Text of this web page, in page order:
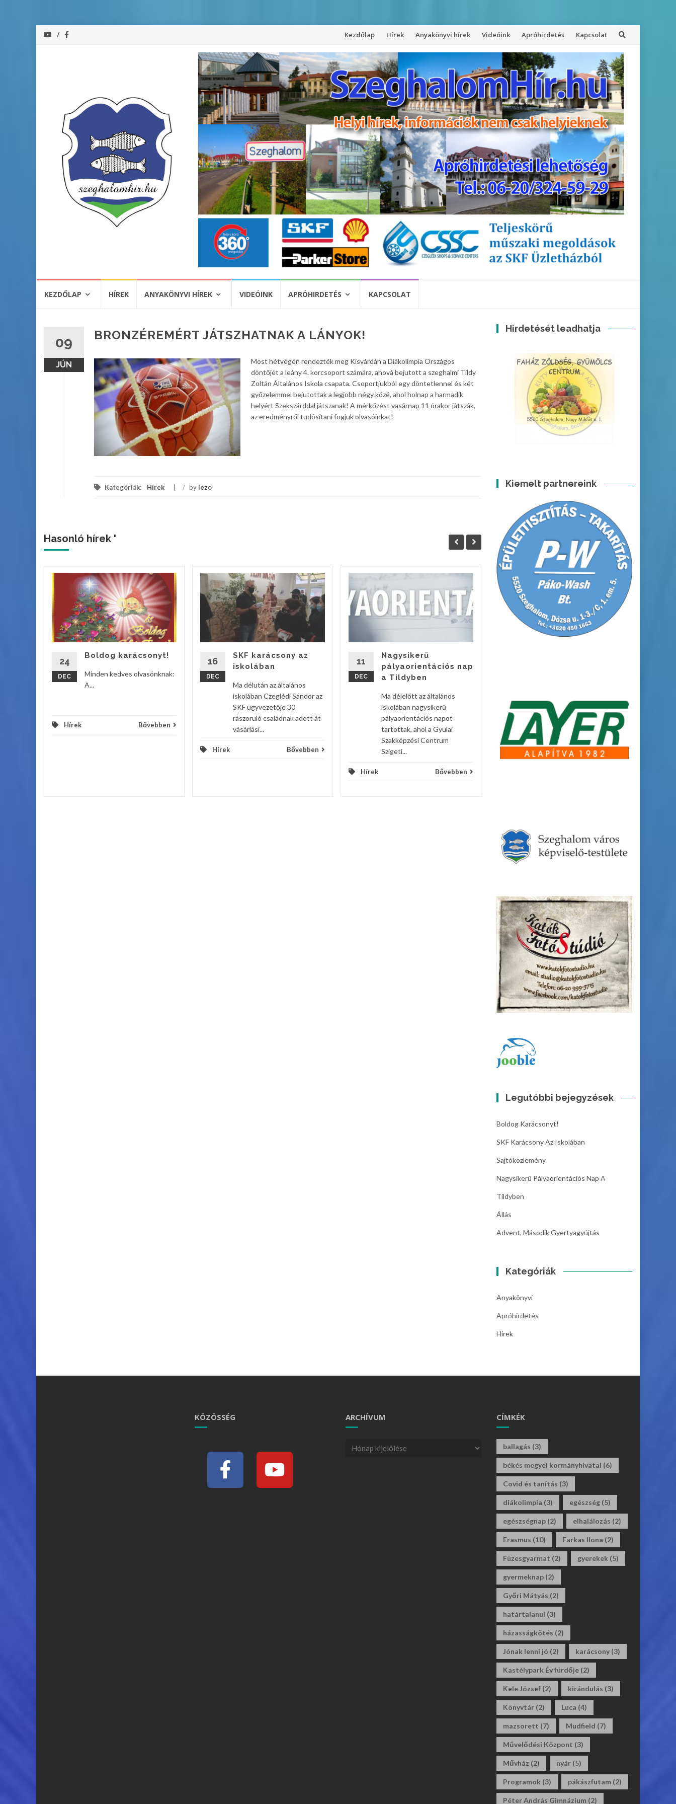
Kezdőlap Hírek Anyakönyvi hírek Videóink Apróhirdetés Kapcsolat
KEZDŐLAP HÍREK ANYAKÖNYVI HÍREK VIDEÓINK APRÓHIRDETÉS KAPCSOLAT
09
JÚN
BRONZÉREMÉRT JÁTSZHATNAK A LÁNYOK!
Most hétvégén rendezték meg Kisvárdán a Diákolimpia Országos
döntőjét a leány 4. korcsoport számára, ahová bejutott a szeghalmi Tildy
Zoltán Általános Iskola csapata. Csoportjukból egy döntetlennel és két
győzelemmel bejutottak a legjobb négy közé, ahol holnap a harmadik
helyért Szekszárddal játszanak! A mérkőzést vasárnap 11 órakor játszák,
az eredményről tudósítani fogjuk olvasóinkat!
Kategóriák: Hírek / by lezo
Hasonló hírek '
24
DEC
Boldog karácsonyt!
Minden kedves olvasónknak:
A...
Hírek Bővebben
16
DEC
SKF karácsony az
iskolában
Ma délután az általános
iskolában Czeglédi Sándor az
SKF ügyvezetője 30
rászoruló családnak adott át
vásárlási...
Hírek Bővebben
11
DEC
Nagysikerű
pályaorientációs nap
a Tildyben
Ma délelőtt az általános
iskolában nagysikerű
pályaorientációs napot
tartottak, ahol a Gyulai
Szakképzési Centrum
Szigeti...
Hírek Bővebben
06
DEC
Állás
Szeghalom Város
Önkormányzat
Intézményműködtető
Központja azonnali kezdéssel
Hirdetését leadhatja
Kiemelt partnereink
Legutóbbi bejegyzések
Boldog Karácsonyt!
SKF Karácsony Az Iskolában
Sajtóközlemény
Nagysikerű Pályaorientációs Nap A
Tildyben
Állás
Advent, Második Gyertyagyújtás
Kategóriák
Anyakönyvi
Apróhirdetés
Hírek
KÖZÖSSÉG ARCHÍVUM CÍMKÉK
ballagás (3)
békés megyei kormányhivatal (6)
Covid és tanítás (3)
diákolimpia (3) egészség (5)
egészségnap (2) elhalálozás (2)
Erasmus (10) Farkas Ilona (2)
Füzesgyarmat (2) gyerekek (5)
gyermeknap (2)
Győri Mátyás (2)
határtalanul (3)
házasságkötés (2)
Jónak lenni jó (2) karácsony (3)
Kastélypark Év fürdője (2)
Kele József (2) kirándulás (3)
Könyvtár (2) Luca (4)
mazsorett (7) Mudfield (7)
Művelődési Központ (3)
Művház (2) nyár (5)
Programok (3) pákászfutam (2)
Péter András Gimnázium (2)